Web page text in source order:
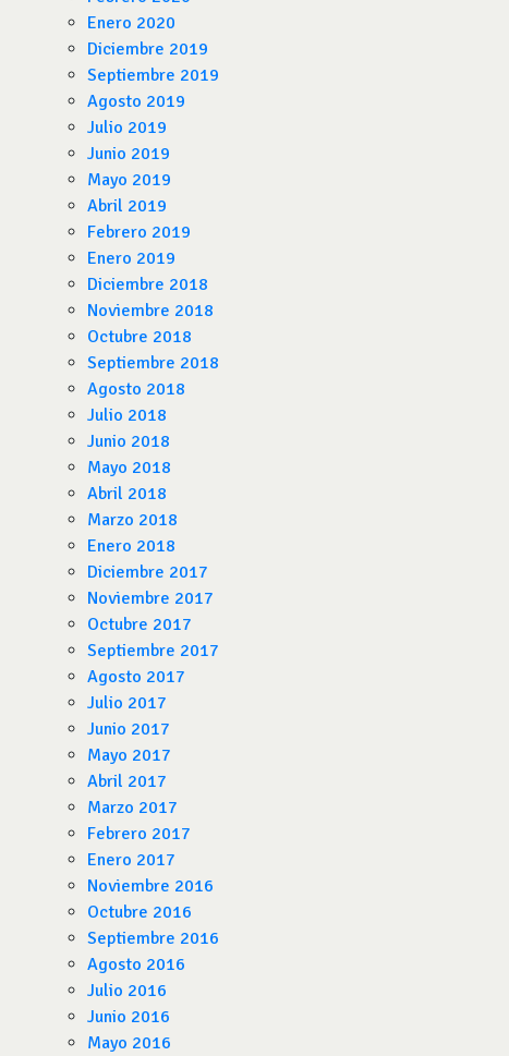
Enero 2020
Diciembre 2019
Septiembre 2019
Agosto 2019
Julio 2019
Junio 2019
Mayo 2019
Abril 2019
Febrero 2019
Enero 2019
Diciembre 2018
Noviembre 2018
Octubre 2018
Septiembre 2018
Agosto 2018
Julio 2018
Junio 2018
Mayo 2018
Abril 2018
Marzo 2018
Enero 2018
Diciembre 2017
Noviembre 2017
Octubre 2017
Septiembre 2017
Agosto 2017
Julio 2017
Junio 2017
Mayo 2017
Abril 2017
Marzo 2017
Febrero 2017
Enero 2017
Noviembre 2016
Octubre 2016
Septiembre 2016
Agosto 2016
Julio 2016
Junio 2016
Mayo 2016